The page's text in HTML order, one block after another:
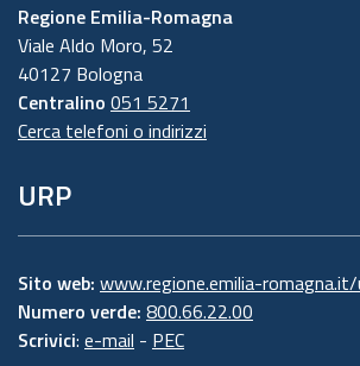
Regione Emilia-Romagna
Viale Aldo Moro, 52
40127 Bologna
Centralino 051 5271
Cerca telefoni o indirizzi
URP
Sito web: www.regione.emilia-
Numero verde: 800.66.22.00
Scrivici: e-mail - PEC